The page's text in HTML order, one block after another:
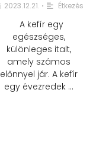
2023.12.21. • Étkezés
A kefír egy
egészséges,
különleges italt,
amely számos
előnnyel jár. A kefír
egy évezredek …